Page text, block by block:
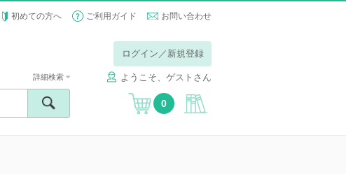
初めての方へ ご利用ガイド お問い合わせ
ログイン／新規登録
ようこそ、ゲストさん
詳細検索
0